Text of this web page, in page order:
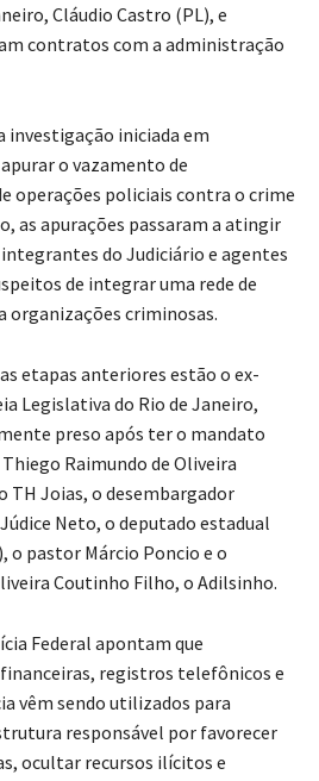
Cláudio Castro (PL), e
contratos com a administração
investigação iniciada em
o vazamento de
operações policiais contra o crime
as apurações passaram a atingir
do Judiciário e agentes
de integrar uma rede de
criminosas.
etapas anteriores estão o ex-
Legislativa do Rio de Janeiro,
preso após ter o mandato
Raimundo de Oliveira
TH Joias, o desembargador
Neto, o deputado estadual
o pastor Márcio Poncio e o
Coutinho Filho, o Adilsinho.
Federal apontam que
registros telefônicos e
vêm sendo utilizados para
responsável por favorecer
ocultar recursos ilícitos e